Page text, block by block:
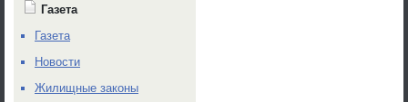
Газета
Газета
Новости
Жилищные законы